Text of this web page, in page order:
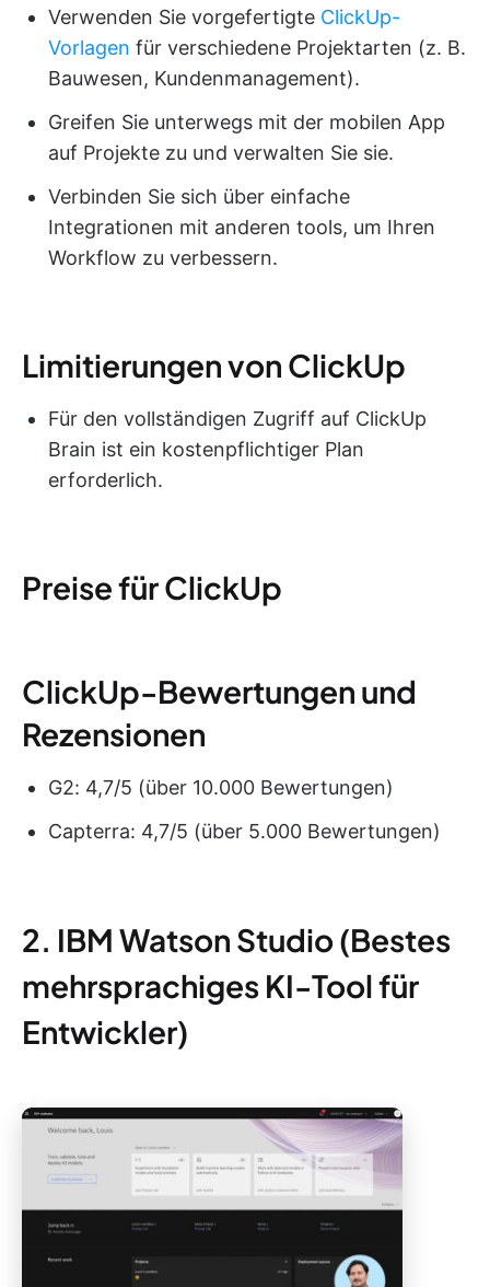
Verwenden Sie vorgefertigte ClickUp-
Vorlagen für verschiedene Projektarten (z. B.
Bauwesen, Kundenmanagement).
Greifen Sie unterwegs mit der mobilen App
auf Projekte zu und verwalten Sie sie.
Verbinden Sie sich über einfache
Integrationen mit anderen tools, um Ihren
Workflow zu verbessern.
Limitierungen von ClickUp
Für den vollständigen Zugriff auf ClickUp
Brain ist ein kostenpflichtiger Plan
erforderlich.
Preise für ClickUp
ClickUp-Bewertungen und
Rezensionen
G2: 4,7/5 (über 10.000 Bewertungen)
Capterra: 4,7/5 (über 5.000 Bewertungen)
2. IBM Watson Studio (Bestes
mehrsprachiges KI-Tool für
Entwickler)